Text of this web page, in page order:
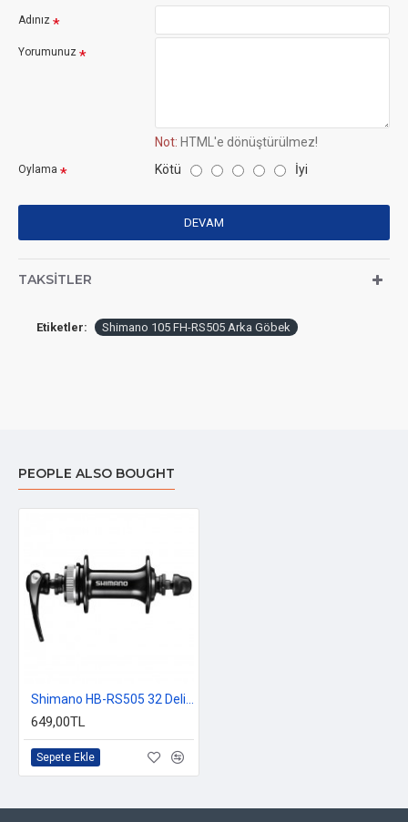
Adınız
Yorumunuz
Not: HTML'e dönüştürülmez!
Oylama Kötü İyi
DEVAM
TAKSITLER
Etiketler: Shimano 105 FH-RS505 Arka Göbek
PEOPLE ALSO BOUGHT
649,00TL
Sepete Ekle